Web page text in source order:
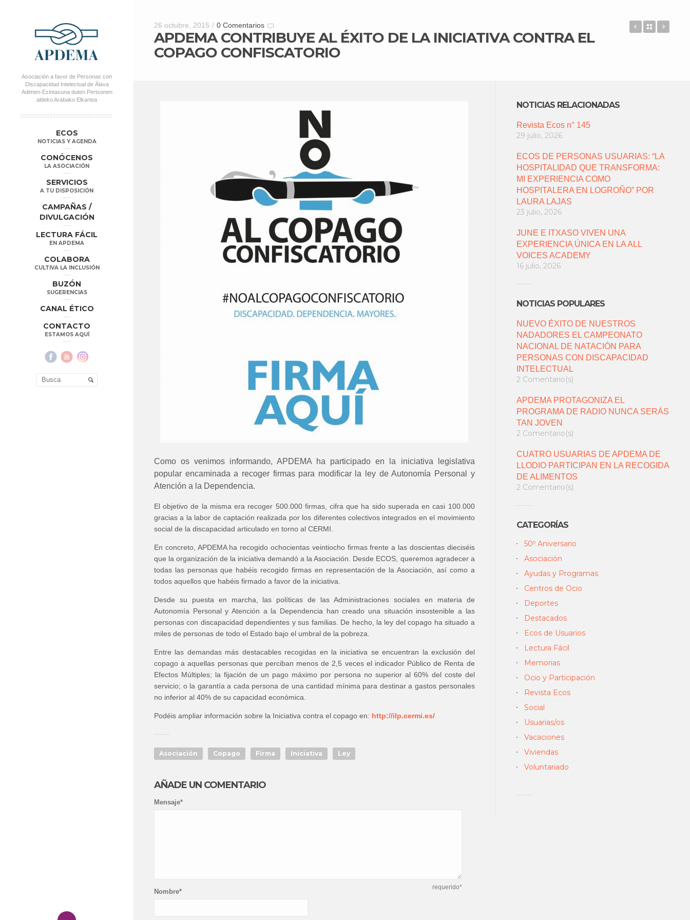
Asociación a favor de Personas con
Discapacidad Intelectual de Álava
Adimen-Ezintasuna duten Pertsonen
aldeko Arabako Elkartea
contenido
contenido
ECOS
NOTICIAS Y AGENDA
CONÓCENOS
LA ASOCIACIÓN
SERVICIOS
A TU DISPOSICIÓN
CAMPAÑAS /
DIVULGACIÓN
LECTURA FÁCIL
EN APDEMA
COLABORA
CULTIVA LA INCLUSIÓN
BUZÓN
SUGERENCIAS
CANAL ÉTICO
CONTACTO
ESTAMOS AQUÍ
26 octubre, 2015 / 0 Comentarios
APDEMA CONTRIBUYE AL ÉXITO DE LA INICIATIVA CONTRA EL
COPAGO CONFISCATORIO
Back to
Como os venimos informando, APDEMA ha participado en la iniciativa legislativa
popular encaminada a recoger firmas para modificar la ley de Autonomía Personal y
Atención a la Dependencia.
El objetivo de la misma era recoger 500.000 firmas, cifra que ha sido superada en casi 100.000
gracias a la labor de captación realizada por los diferentes colectivos integrados en el movimiento
social de la discapacidad articulado en torno al CERMI.
En concreto, APDEMA ha recogido ochocientas veintiocho firmas frente a las doscientas dieciséis
que la organización de la iniciativa demandó a la Asociación. Desde ECOS, queremos agradecer a
todas las personas que habéis recogido firmas en representación de la Asociación, así como a
todos aquellos que habéis firmado a favor de la iniciativa.
Desde su puesta en marcha, las políticas de las Administraciones sociales en materia de
Autonomía Personal y Atención a la Dependencia han creado una situación insostenible a las
personas con discapacidad dependientes y sus familias. De hecho, la ley del copago ha situado a
miles de personas de todo el Estado bajo el umbral de la pobreza.
Entre las demandas más destacables recogidas en la iniciativa se encuentran la exclusión del
copago a aquellas personas que perciban menos de 2,5 veces el indicador Público de Renta de
Efectos Múltiples; la fijación de un pago máximo por persona no superior al 60% del coste del
servicio; o la garantía a cada persona de una cantidad mínima para destinar a gastos personales
no inferior al 40% de su capacidad económica.
Podéis ampliar información sobre la Iniciativa contra el copago en: http://ilp.cermi.es/
Asociación Copago Firma Iniciativa Ley
AÑADE UN COMENTARIO
Mensaje*
requerido*
Nombre*
NOTICIAS RELACIONADAS
Revista Ecos n° 145
29 julio, 2026
ECOS DE PERSONAS USUARIAS: “LA
HOSPITALIDAD QUE TRANSFORMA:
MI EXPERIENCIA COMO
HOSPITALERA EN LOGROÑO” POR
LAURA LAJAS
23 julio, 2026
JUNE E ITXASO VIVEN UNA
EXPERIENCIA ÚNICA EN LA ALL
VOICES ACADEMY
16 julio, 2026
NOTICIAS POPULARES
NUEVO ÉXITO DE NUESTROS
NADADORES EL CAMPEONATO
NACIONAL DE NATACIÓN PARA
PERSONAS CON DISCAPACIDAD
INTELECTUAL
2 Comentario(s)
APDEMA PROTAGONIZA EL
PROGRAMA DE RADIO NUNCA SERÁS
TAN JOVEN
2 Comentario(s)
CUATRO USUARIAS DE APDEMA DE
LLODIO PARTICIPAN EN LA RECOGIDA
DE ALIMENTOS
2 Comentario(s)
CATEGORÍAS
50º Aniversario
Asociación
Ayudas y Programas
Centros de Ocio
Deportes
Destacados
Ecos de Usuarios
Lectura Fácil
Memorias
Ocio y Participación
Revista Ecos
Social
Usuarias/os
Vacaciones
Viviendas
Voluntariado